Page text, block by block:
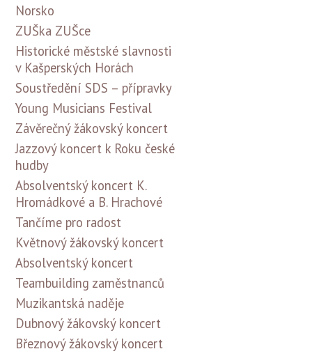
Norsko
ZUŠka ZUŠce
Historické městské slavnosti
v Kašperských Horách
Soustředění SDS – přípravky
Young Musicians Festival
Závěrečný žákovský koncert
Jazzový koncert k Roku české
hudby
Absolventský koncert K.
Hromádkové a B. Hrachové
Tančíme pro radost
Květnový žákovský koncert
Absolventský koncert
Teambuilding zaměstnanců
Muzikantská naděje
Dubnový žákovský koncert
Březnový žákovský koncert